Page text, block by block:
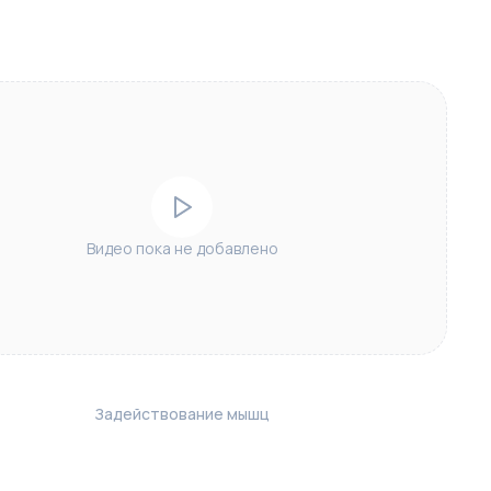
Видео пока не добавлено
Задействование мышц